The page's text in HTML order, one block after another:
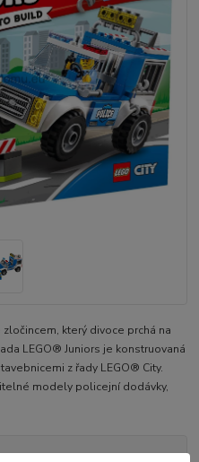
který divoce prchá na
LEGO® Juniors je konstruovaná
z řady LEGO® City.
modely policejní dodávky,